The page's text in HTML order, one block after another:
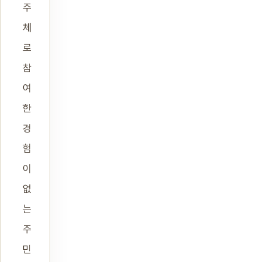
주
체
로
참
여
한
경
험
이
없
는
주
민